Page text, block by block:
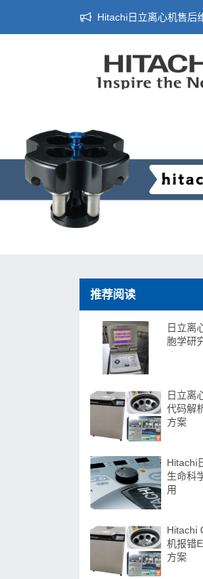
Hitachi日立离心机售后
推荐阅读
日立离
胞学研
日立离
代码解
方案
Hitachi
生命科
用
Hitachi
机报错
方案